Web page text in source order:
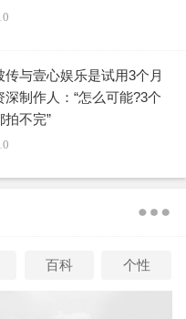
传与壹心娱乐是试用3个月
深制作人：“怎么可能?3个
拍不完”
百科 个性